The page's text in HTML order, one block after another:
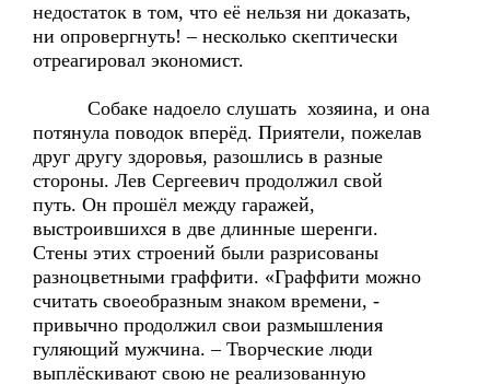
недостаток в том, что её нельзя ни доказать,
ни опровергнуть! – несколько скептически
отреагировал экономист.
Собаке надоело слушать хозяина, и она
потянула поводок вперёд. Приятели, пожелав
друг другу здоровья, разошлись в разные
стороны. Лев Сергеевич продолжил свой
путь. Он прошёл между гаражей,
выстроившихся в две длинные шеренги.
Стены этих строений были разрисованы
разноцветными граффити. «Граффити можно
считать своеобразным знаком времени, -
привычно продолжил свои размышления
гуляющий мужчина. – Творческие люди
выплёскивают свою не реализованную